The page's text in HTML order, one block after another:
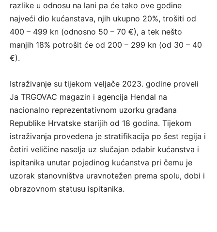
razlike u odnosu na lani pa će tako ove godine
najveći dio kućanstava, njih ukupno 20%, trošiti od
400 – 499 kn (odnosno 50 – 70 €), a tek nešto
manjih 18% potrošit će od 200 – 299 kn (od 30 – 40
€).
Istraživanje su tijekom veljače 2023. godine proveli
Ja TRGOVAC magazin i agencija Hendal na
nacionalno reprezentativnom uzorku građana
Republike Hrvatske starijih od 18 godina. Tijekom
istraživanja provedena je stratifikacija po šest regija i
četiri veličine naselja uz slučajan odabir kućanstva i
ispitanika unutar pojedinog kućanstva pri čemu je
uzorak stanovništva uravnotežen prema spolu, dobi i
obrazovnom statusu ispitanika.